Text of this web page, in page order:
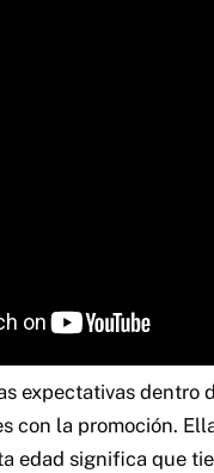
expectativas dentro
con la promoción.
edad significa que